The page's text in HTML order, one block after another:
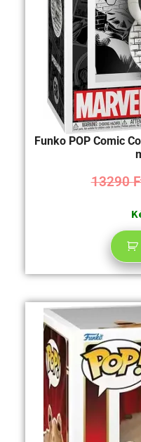
Funko POP Comic
13290